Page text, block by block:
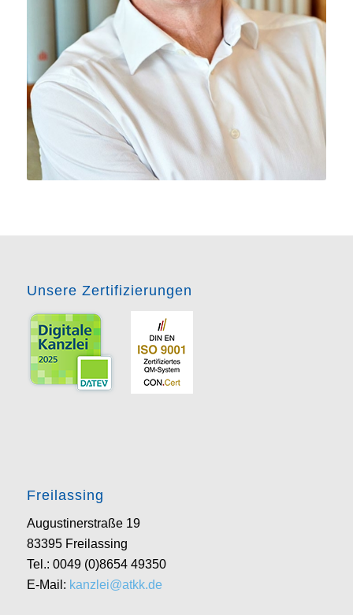
Unsere Zertifizierungen
Freilassing
Augustinerstraße 19
83395 Freilassing
Tel.: 0049 (0)8654 49350
E-Mail: kanzlei@atkk.de